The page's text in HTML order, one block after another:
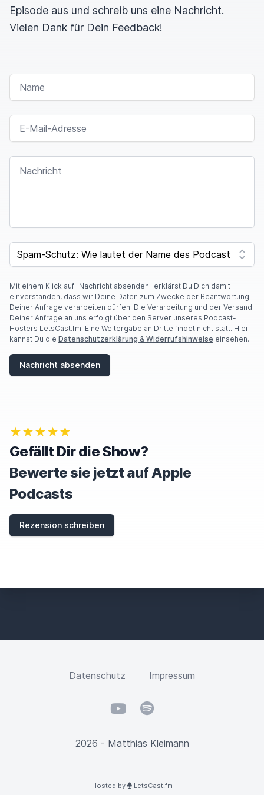
Episode aus und schreib uns eine Nachricht.
Vielen Dank für Dein Feedback!
NAME
E-MAIL-ADRESSE
NACHRICHT
F
O
A
R
E
A
H
U
R
E
T
H
I
S
F
E
SPAM CAPTCHA
Mit einem Klick auf "Nachricht absenden" erklärst Du Dich damit
einverstanden, dass wir Deine Daten zum Zwecke der Beantwortung
Deiner Anfrage verarbeiten dürfen. Die Verarbeitung und der Versand
Deiner Anfrage an uns erfolgt über den Server unseres Podcast-
Hosters LetsCast.fm. Eine Weitergabe an Dritte findet nicht statt. Hier
kannst Du die Datenschutzerklärung & Widerrufshinweise einsehen.
Nachricht absenden
★★★★★
Gefällt Dir die Show?
Bewerte sie jetzt auf Apple
Podcasts
Rezension schreiben
Datenschutz Impressum
YouTubeSpotify
2026 - Matthias Kleimann
Hosted by LetsCast.fm